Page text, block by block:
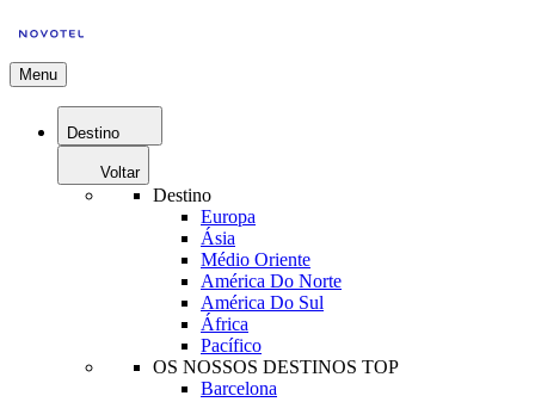
Menu
Destino
Voltar
Destino
Europa
Ásia
Médio Oriente
América Do Norte
América Do Sul
África
Pacífico
OS NOSSOS DESTINOS TOP
Barcelona